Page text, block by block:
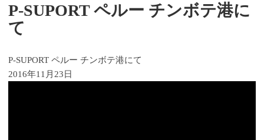
P-SUPORT ペルー チンボテ港に
て
P-SUPORT ペルー チンボテ港にて
2016年11月23日